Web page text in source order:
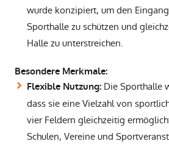
wurde konzipiert, um den
Sporthalle zu schützen und
Halle zu unterstreichen.
Besondere Merkmale:
Flexible Nutzung: Die Sporthalle
dass sie eine Vielzahl von
vier Feldern gleichzeitig
Schulen, Vereine und